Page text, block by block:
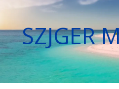
SZJGER